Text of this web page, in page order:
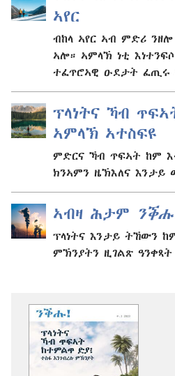
ኣየር
ብከላ ኣየር ኣብ ምድሪ
ኣሎ። ኣምላኽ ነቲ
ተፈጥሮኣዊ ዑደታት ፈጢሩ
ፕላነትና ኻብ
ኣምላኽ ኣተስፍዩ
ምድርና ኻብ ጥፍኣት ከም
ክንኣምን ዜኽእለና እንታይ
ኣብዛ ሕታም
ፕላነትና እንታይ ትኸውን
ምኽንያትን ዚገልጽ ዓንቀጻት